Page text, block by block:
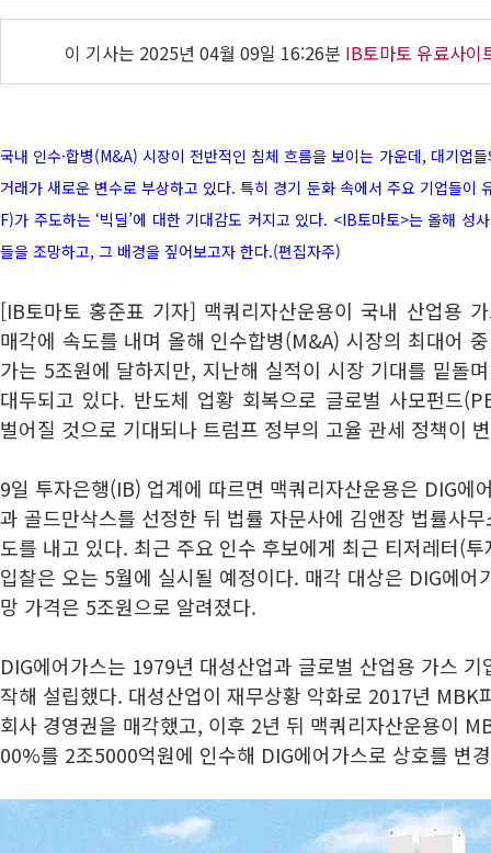
이 기사는 2025년 04월 09일 16:26분 IB토마토 유료사이
국내 인수·합병(M&A) 시장이 전반적인 침체 흐름을 보이는 가운데, 대기업
거래가 새로운 변수로 부상하고 있다. 특히 경기 둔화 속에서 주요 기업들이
F)가 주도하는 ‘빅딜’에 대한 기대감도 커지고 있다. <IB토마토>는 올해 성
들을 조망하고, 그 배경을 짚어보고자 한다.(편집자주)
[IB토마토 홍준표 기자] 맥쿼리자산운용이 국내 산업용
매각에 속도를 내며 올해 인수합병(M&A) 시장의 최대어
가는 5조원에 달하지만, 지난해 실적이 시장 기대를 밑돌
대두되고 있다. 반도체 업황 회복으로 글로벌 사모펀드
벌어질 것으로 기대되나 트럼프 정부의 고율 관세 정책이
9일 투자은행(IB) 업계에 따르면 맥쿼리자산운용은 DIG에
과 골드만삭스를 선정한 뒤 법률 자문사에 김앤장 법률사
도를 내고 있다. 최근 주요 인수 후보에게 최근 티저레터(
입찰은 오는 5월에 실시될 예정이다. 매각 대상은 DIG에
망 가격은 5조원으로 알려졌다.
DIG에어가스는 1979년 대성산업과 글로벌 산업용 가스
작해 설립했다. 대성산업이 재무상황 악화로 2017년 MBK
회사 경영권을 매각했고, 이후 2년 뒤 맥쿼리자산운용이
00%를 2조5000억원에 인수해 DIG에어가스로 상호를 변